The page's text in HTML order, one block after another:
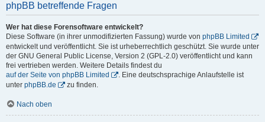
phpBB betreffende Fragen
Wer hat diese Forensoftware entwickelt?
Diese Software (in ihrer unmodifizierten Fassung) wurde von phpBB Limited
entwickelt und veröffentlicht. Sie ist urheberrechtlich geschützt. Sie wurde unter
der GNU General Public License, Version 2 (GPL-2.0) veröffentlicht und kann
frei vertrieben werden. Weitere Details findest du
auf der Seite von phpBB Limited
. Eine deutschsprachige Anlaufstelle ist
unter phpBB.de zu finden.
Nach oben